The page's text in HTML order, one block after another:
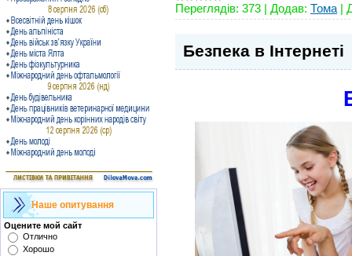
Наше опитування
Оцените мой сайт
Отлично
Хорошо
Переглядів: 373 | Додав: Тома |
Безпека в Інтернеті